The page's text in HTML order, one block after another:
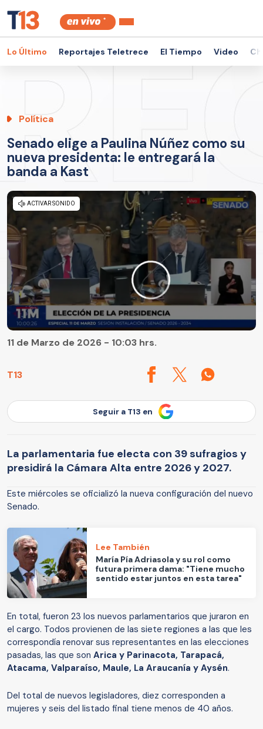
Lo Último Reportajes Teletrece El Tiempo Video
Política
Senado elige a Paulina Núñez como su
nueva presidenta: le entregará la
banda a Kast
T13
11 de Marzo de 2026 - 10:03 hrs.
Seguir a T13 en
La parlamentaria fue electa con 39 sufragios y
presidirá la Cámara Alta entre 2026 y 2027.
Este miércoles se oficializó la nueva configuración del nuevo
Senado.
Lee También
María Pía Adriasola y su rol como
futura primera dama: "Tiene mucho
sentido estar juntos en esta tarea"
En total, fueron 23 los nuevos parlamentarios que juraron en
el cargo. Todos provienen de las siete regiones a las que les
correspondía renovar sus representantes en las elecciones
pasadas, las que son Arica y Parinacota, Tarapacá,
Atacama, Valparaíso, Maule, La Araucanía y Aysén.
Del total de nuevos legisladores, diez corresponden a
mujeres y seis del listado final tiene menos de 40 años.